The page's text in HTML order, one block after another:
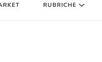
RUBRICHE